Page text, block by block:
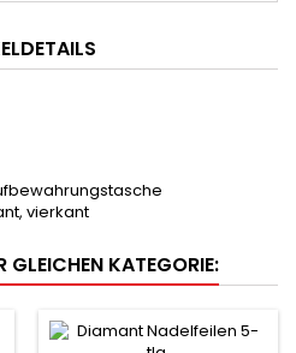
vierkant
GLEICHEN KATEGORIE: